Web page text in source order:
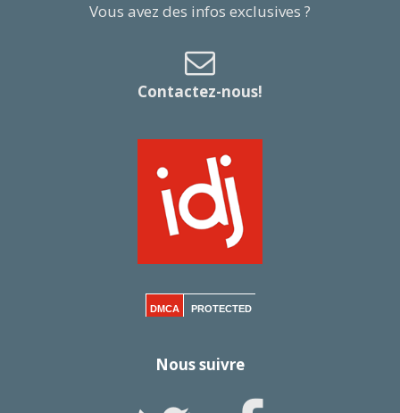
Vous avez des infos exclusives ?
Contactez-nous!
DMCA PROTECTED
Nous suivre